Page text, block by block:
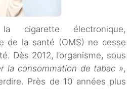
cigarette électronique,
de la santé (OMS) ne cesse
Dès 2012, l’organisme, sous
la consommation de tabac »,
Près de 10 années plus